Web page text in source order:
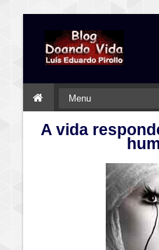
A vida